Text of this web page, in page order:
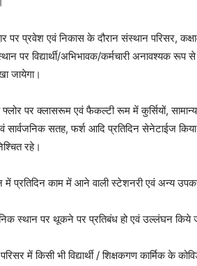
पर प्रवेश एवं निकास के दौरान संस्थान परिसर,
पर विद्यार्थी/अभिभावक/कर्मचारी अनावश्यक
जायेगा।
पर क्लासरूम एवं फैकल्टी रूम में कुर्सियों,
सार्वजनिक सतह, फर्श आदि प्रतिदिन सेनेटाईज किया
रहे।
में प्रतिदिन काम में आने वाली स्टेशनरी एवं अन्य
स्थान पर थूकने पर प्रतिबंध हो एवं उल्लंघन किये
में किसी भी विद्यार्थी / शिक्षकगण कार्मिक के